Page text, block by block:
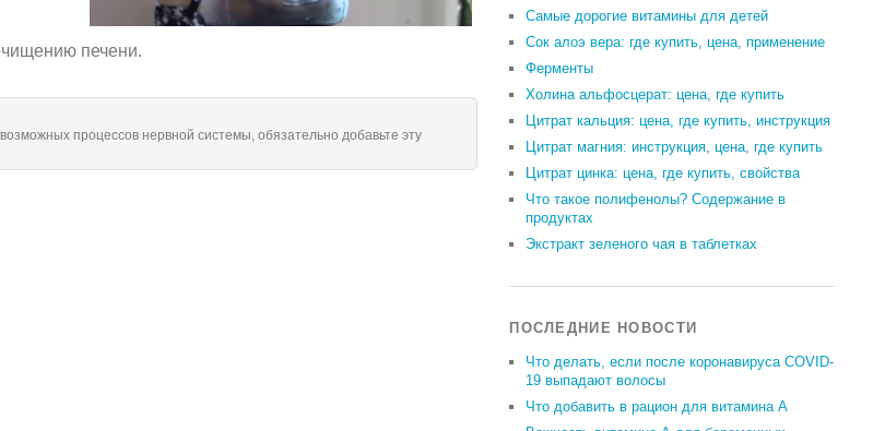
печени.
процессов нервной системы, обязательно добавьте эту
Самые дорогие витамины для детей
Сок алоэ вера: где купить, цена, применение
Ферменты
Холина альфосцерат: цена, где купить
Цитрат кальция: цена, где купить, инструкция
Цитрат магния: инструкция, цена, где купить
Цитрат цинка: цена, где купить, свойства
Что такое полифенолы? Содержание в
продуктах
Экстракт зеленого чая в таблетках
ПОСЛЕДНИЕ НОВОСТИ
Что делать, если после коронавируса COVID-
19 выпадают волосы
Что добавить в рацион для витамина А